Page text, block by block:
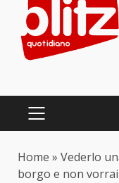
content
PRIMARY
Home » Vederlo
borgo e non